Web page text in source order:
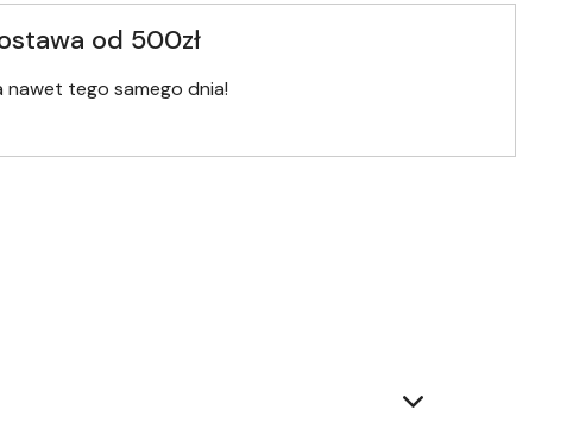
od 500zł
nawet tego samego dnia!